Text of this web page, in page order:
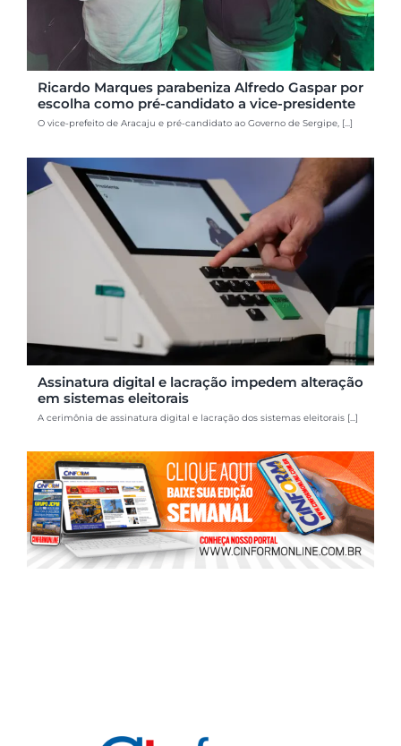
Ricardo Marques parabeniza Alfredo Gaspar por
escolha como pré-candidato a vice-presidente
O vice-prefeito de Aracaju e pré-candidato ao Governo de Sergipe, [...]
Assinatura digital e lacração impedem alteração
em sistemas eleitorais
A cerimônia de assinatura digital e lacração dos sistemas eleitorais [...]